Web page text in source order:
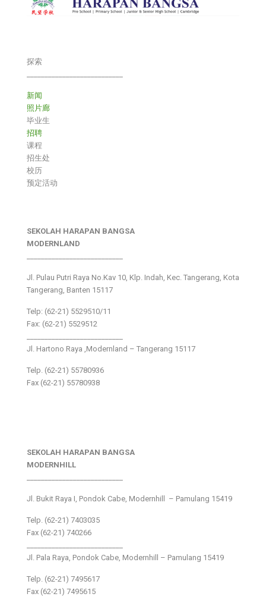
探索
新闻
照片廊
毕业生
招聘
课程
招生处
校历
预定活动
SEKOLAH HARAPAN BANGSA
MODERNLAND
Jl. Pulau Putri Raya No.Kav 10, Klp. Indah, Kec. Tangerang, Kota
Tangerang, Banten 15117
Telp: (62-21) 5529510/11
Fax: (62-21) 5529512
Jl. Hartono Raya ,Modernland – Tangerang 15117
Telp. (62-21) 55780936
Fax (62-21) 55780938
SEKOLAH HARAPAN BANGSA
MODERNHILL
Jl. Bukit Raya I, Pondok Cabe, Modernhill – Pamulang 15419
Telp. (62-21) 7403035
Fax (62-21) 740266
Jl. Pala Raya, Pondok Cabe, Modernhill – Pamulang 15419
Telp. (62-21) 7495617
Fax (62-21) 7495615